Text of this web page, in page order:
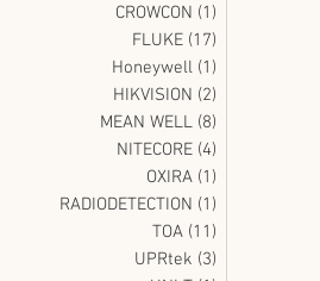
CROWCON (1)
FLUKE (17)
Honeywell (1)
HIKVISION (2)
MEAN WELL (8)
NITECORE (4)
OXIRA (1)
RADIODETECTION (1)
TOA (11)
UPRtek (3)